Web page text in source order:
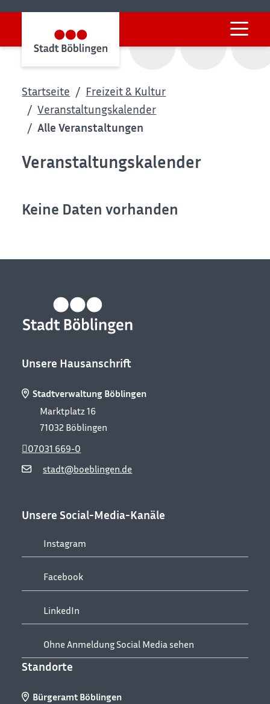
Startseite
Freizeit & Kultur
Veranstaltungskalender
Alle Veranstaltungen
Veranstaltungskalender
Keine Daten vorhanden
Unsere Hausanschrift
Stadtverwaltung Böblingen
Marktplatz 16
71032 Böblingen
stadt@boeblingen.de
07031 669-0
Unsere Social-Media-Kanäle
Instagram
Facebook
LinkedIn
Ohne Anmeldung Social Media sehen
Standorte
Bürgeramt Böblingen